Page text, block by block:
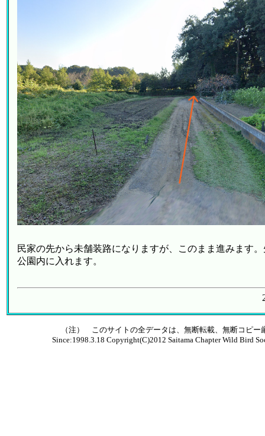
民家の先から未舗装路になりますが、このまま進みます
公園内に入れます。
（注） このサイトの全データは、無断転載、無断コピー
Since:1998.3.18 Copyright(C)2012 Saitama Chapter Wild Bird